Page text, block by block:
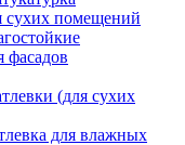
сухих помещений
фасадов
(для сухих
для влажных